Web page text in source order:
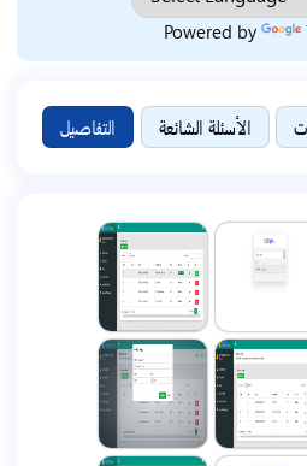
Powered by
التفاصيل الأسئلة الشائعة